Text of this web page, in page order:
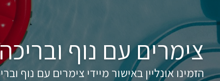
צימרים עם נוף
הזמינו אונליין באישור מיידי צימרים עם נוף